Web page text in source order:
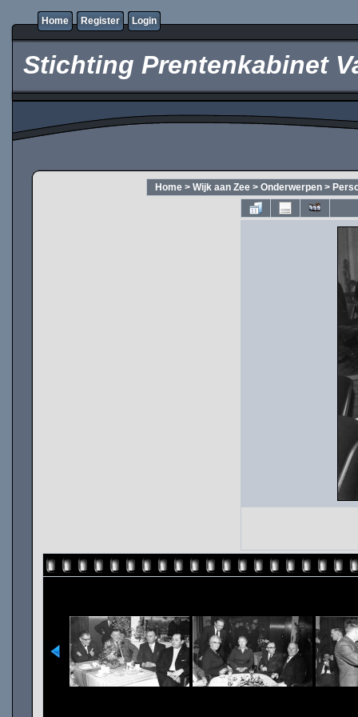
Home Register Login
Stichting Prentenkabinet
Home > Wijk aan Zee > Onderwerpen >